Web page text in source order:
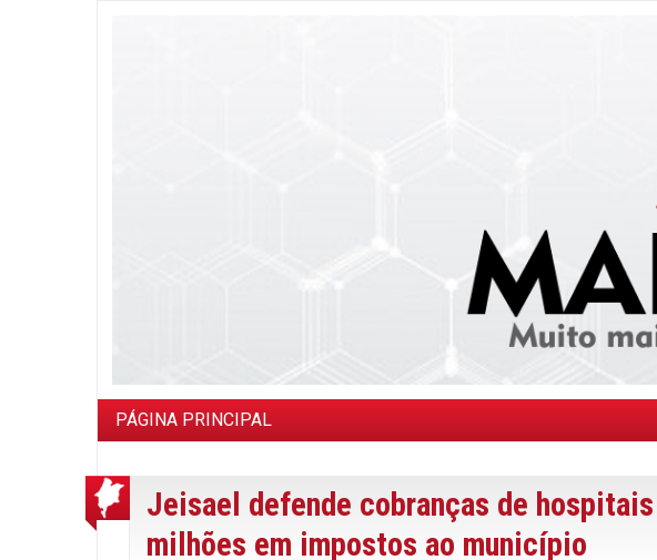
PÁGINA PRINCIPAL
Jeisael defende cobranças de
milhões em impostos ao município